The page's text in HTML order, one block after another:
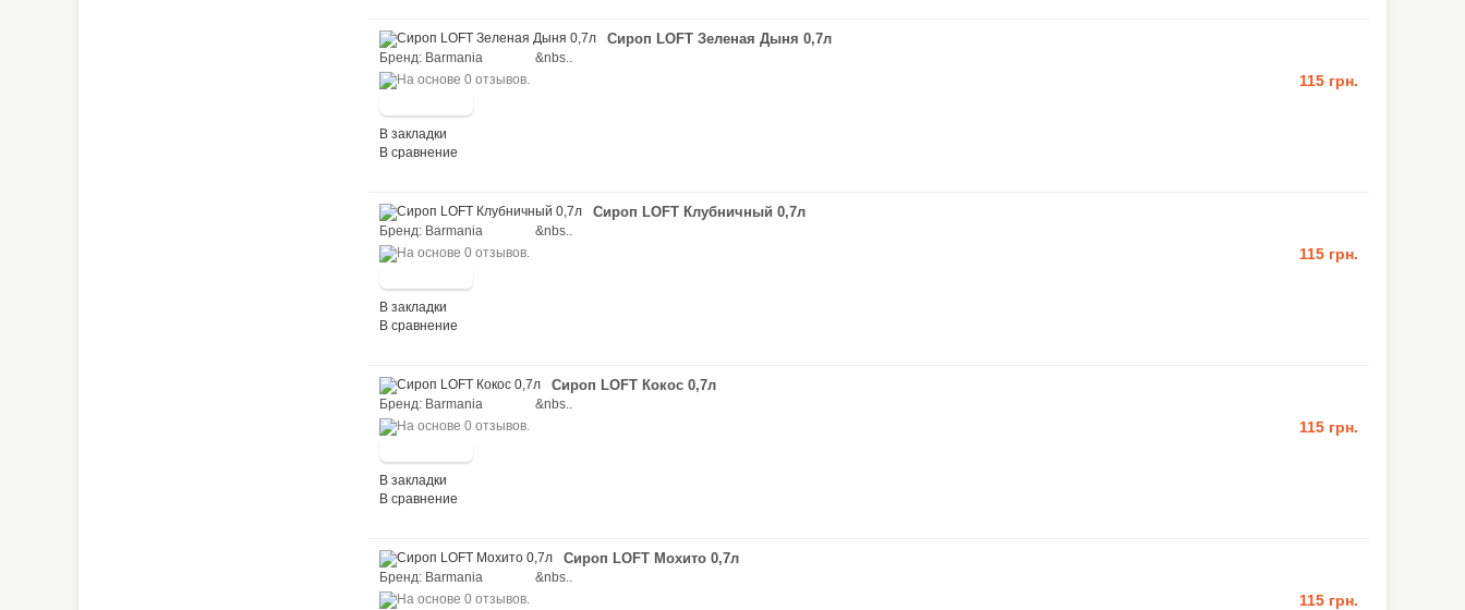
Сироп LOFT Зеленая Дыня 0,7л
Бренд: Barmania &nbs..
115 грн.
В закладки
В сравнение
Сироп LOFT Клубничный 0,7л
Бренд: Barmania &nbs..
115 грн.
В закладки
В сравнение
Сироп LOFT Кокос 0,7л
Бренд: Barmania &nbs..
115 грн.
В закладки
В сравнение
Сироп LOFT Мохито 0,7л
Бренд: Barmania &nbs..
115 грн.